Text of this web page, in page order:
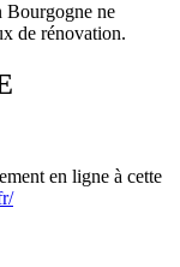
Bourgogne ne
de rénovation.
en ligne à cette